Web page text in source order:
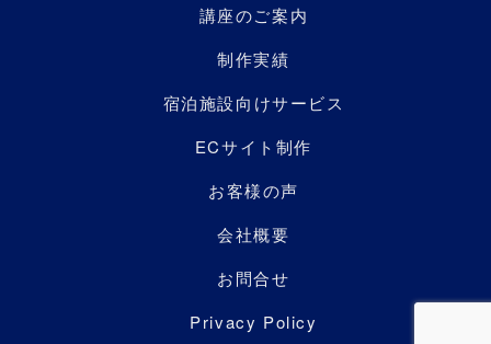
講座のご案内
制作実績
宿泊施設向けサービス
ECサイト制作
お客様の声
会社概要
お問合せ
Privacy Policy
沖縄県名護市字宮里872-20